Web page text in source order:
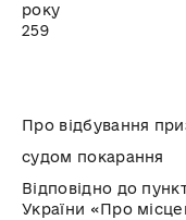
259
Про відбування
судом покарання
Відповідно до
України «Про